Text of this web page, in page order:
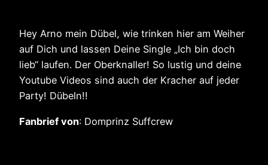
Hey Arno mein Dübel, wie trinken hier am Weiher
auf Dich und lassen Deine Single „Ich bin doch
lieb“ laufen. Der Oberknaller! So lustig und deine
Youtube Videos sind auch der Kracher auf jeder
Party! Dübeln!!
Fanbrief von: Domprinz Suffcrew